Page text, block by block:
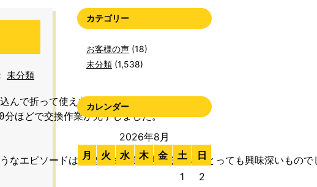
未分類
んで折って使えなくしたそうです。
ほどで交換作業が完了しました。
エピソードは、鍵交換作業に携わる方々にとっても興味深いもので
カテゴリー
お客様の声 (18)
未分類 (1,538)
カレンダー
2026年8月
月
火 水 木 金 土 日
1
2